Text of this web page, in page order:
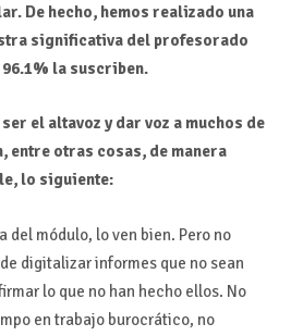
De hecho, hemos realizado una
significativa del profesorado
la suscriben.
el altavoz y dar voz a muchos de
entre otras cosas, de manera
lo siguiente:
del módulo, lo ven bien. Pero no
digitalizar informes que no sean
lo que no han hecho ellos. No
en trabajo burocrático, no